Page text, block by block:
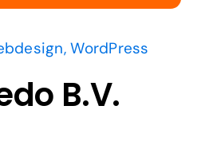
,WordPress
B.V.